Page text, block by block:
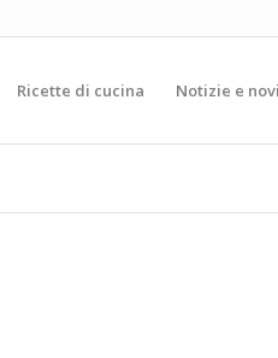
Ricette di cucina Notizie e